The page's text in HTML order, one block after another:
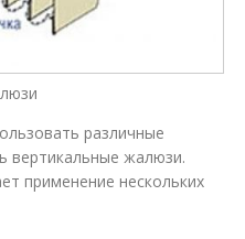
различные
вертикальные жалюзи.
применение нескольких